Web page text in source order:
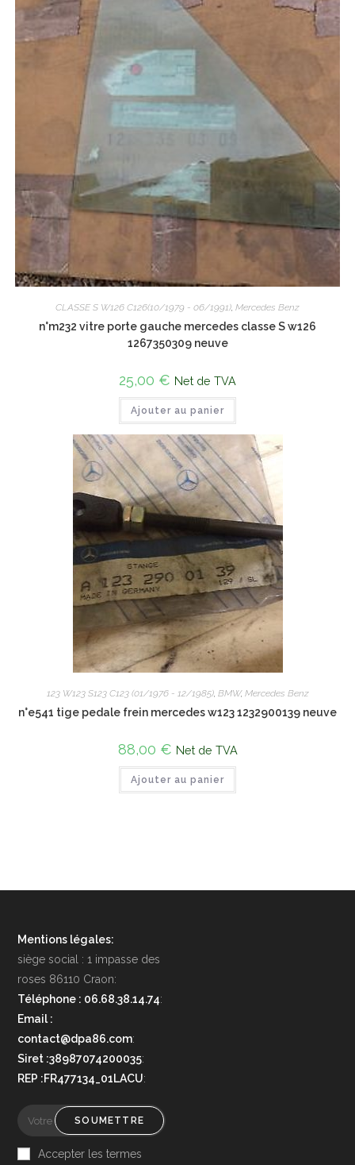
CLASSE S W126 C126(10/1979 - 06/1991), Mercedes Benz
n°m232 vitre porte gauche mercedes classe S w126
1267350309 neuve
25,00 € Net de TVA
Ajouter au panier
123 W123 S123 C123 (01/1976 - 12/1985), BMW, Mercedes Benz
n°e541 tige pedale frein mercedes w123 1232900139 neuve
88,00 € Net de TVA
Ajouter au panier
Mentions légales:
siège social : 1 impasse des
roses 86110 Craon:
Téléphone : 06.68.38.14.74:
Email :
contact@dpa86.com:
Siret :38987074200035:
REP :FR477134_01LACU:
SOUMETTRE
Accepter les termes